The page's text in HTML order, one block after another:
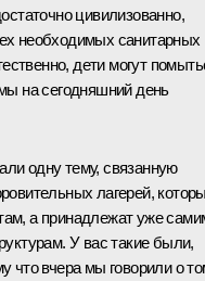
цивилизованно,
необходимых санитарных
дети могут
на сегодняшний день
одну тему, связанную
лагерей,
а принадлежат уже
У вас такие были,
что вчера мы говорили о